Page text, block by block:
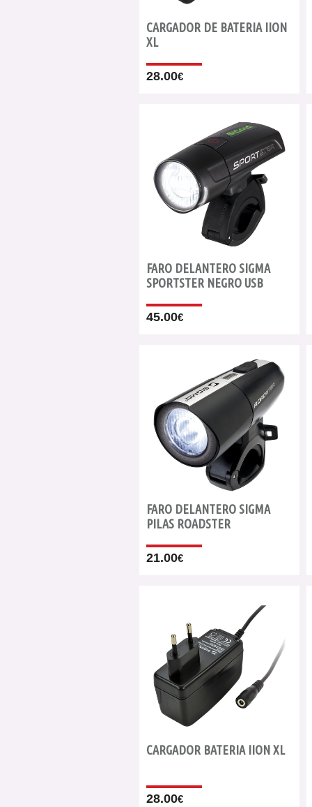
CARGADOR DE BATERIA IION
XL
28.00€
FARO DELANTERO SIGMA
SPORTSTER NEGRO USB
45.00€
FARO DELANTERO SIGMA
PILAS ROADSTER
21.00€
CARGADOR BATERIA IION XL
28.00€